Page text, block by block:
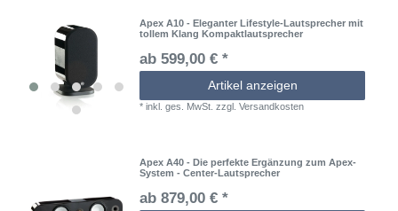
Apex A10 - Eleganter Lifestyle-Lautsprecher mit
tollem Klang Kompaktlautsprecher
ab 599,00 € *
Artikel anzeigen
*inkl. ges. MwSt. zzgl.Versandkosten
Apex A40 - Die perfekte Ergänzung zum Apex-
System - Center-Lautsprecher
ab 879,00 € *